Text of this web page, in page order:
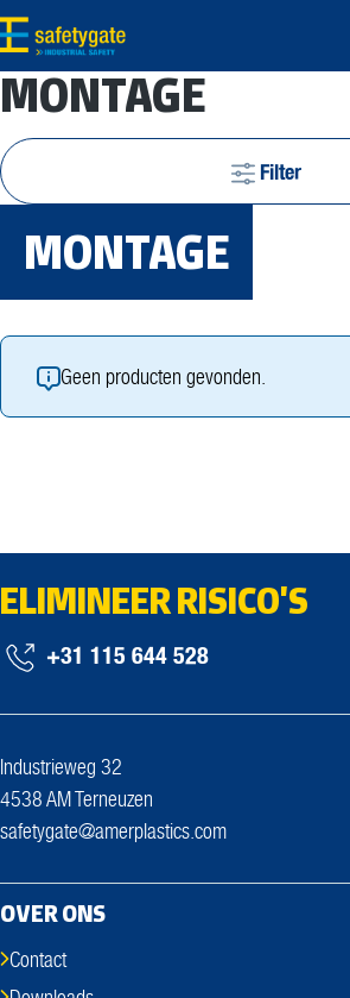
Ga naar de hoofdinhoud
MONTAGE
Filter
MONTAGE
Geen producten gevonden.
ELIMINEER RISICO'S
+31 115 644 528
Industrieweg 32
4538 AM Terneuzen
safetygate@amerplastics.com
OVER ONS
Contact